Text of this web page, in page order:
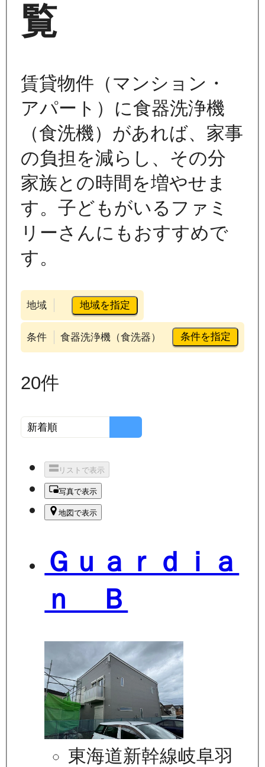
覧
賃貸物件（マンション・
アパート）に食器洗浄機
（食洗機）があれば、家事
の負担を減らし、その分
家族との時間を増やせま
す。子どもがいるファミ
リーさんにもおすすめで
す。
地域 地域を指定
条件 食器洗浄機（食洗器） 条件を指定
20件
リストで表示
写真で表示
地図で表示
Ｇｕａｒｄｉａ
ｎ Ｂ
東海道新幹線岐阜羽